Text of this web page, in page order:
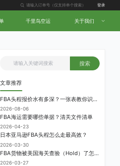
登录
千里鸟空运 关于我们
搜索
文章推荐
FBA头程报价水有多深？一张表教你识别隐形收费
2026-08-06
FBA海运需要哪些单据？清关文件清单
2026-04-23
日本亚马逊FBA头程怎么走最高效？
2026-03-30
FBA货物被美国海关查验（Hold）了怎么办？
2026-03-27